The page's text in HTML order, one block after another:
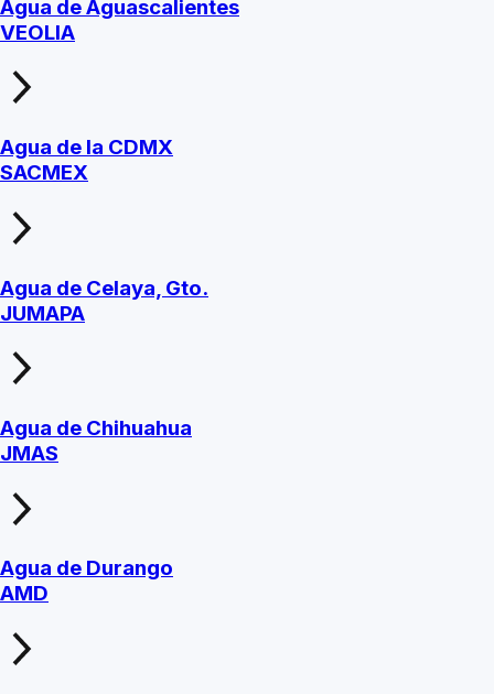
Agua de Aguascalientes
VEOLIA
Agua de la CDMX
SACMEX
Agua de Celaya, Gto.
JUMAPA
Agua de Chihuahua
JMAS
Agua de Durango
AMD